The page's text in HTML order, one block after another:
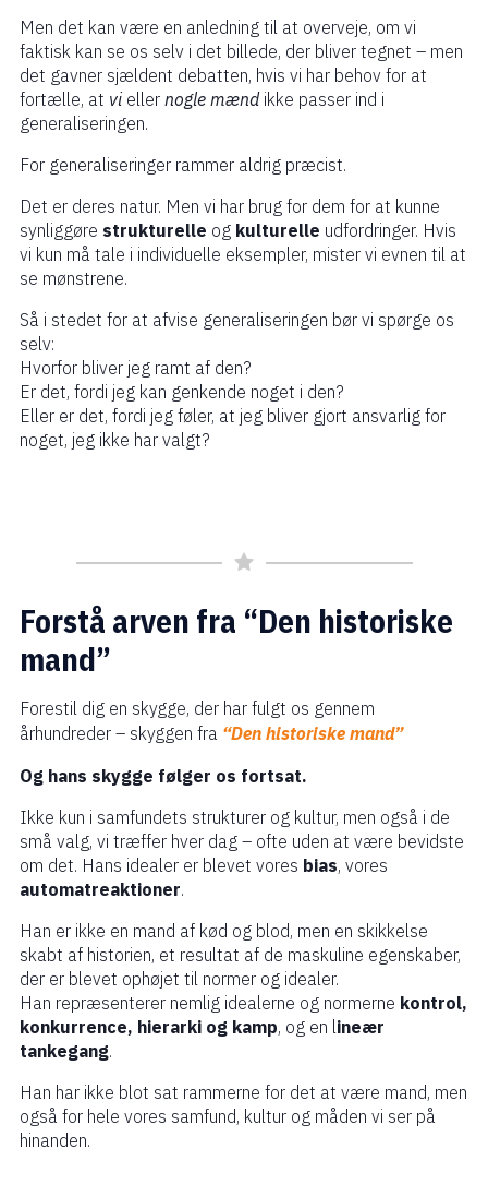
Men det kan være en anledning til at overveje, om vi
faktisk kan se os selv i det billede, der bliver tegnet – men
det gavner sjældent debatten, hvis vi har behov for at
fortælle, at vieller nogle mændikke passer ind i
generaliseringen.
For generaliseringer rammer aldrig præcist.
Det er deres natur. Men vi har brug for dem for at kunne
synliggøre strukturelle og kulturelle udfordringer. Hvis
vi kun må tale i individuelle eksempler, mister vi evnen til at
se mønstrene.
Så i stedet for at afvise generaliseringen bør vi spørge os
selv:
Hvorfor bliver jeg ramt af den?
Er det, fordi jeg kan genkende noget i den?
Eller er det, fordi jeg føler, at jeg bliver gjort ansvarlig for
noget, jeg ikke har valgt?
Forstå arven fra “Den historiske
mand”
Forestil dig en skygge, der har fulgt os gennem
århundreder – skyggen fra “Den historiske mand”
Og hans skygge følger os fortsat.
Ikke kun i samfundets strukturer og kultur, men også i de
små valg, vi træffer hver dag – ofte uden at være bevidste
om det. Hans idealer er blevet vores bias, vores
automatreaktioner.
Han er ikke en mand af kød og blod, men en skikkelse
skabt af historien, et resultat af de maskuline egenskaber,
der er blevet ophøjet til normer og idealer.
Han repræsenterer nemlig idealerne og normerne kontrol,
konkurrence, hierarki og kamp, og en lineær
tankegang.
Han har ikke blot sat rammerne for det at være mand, men
også for hele vores samfund, kultur og måden vi ser på
hinanden.